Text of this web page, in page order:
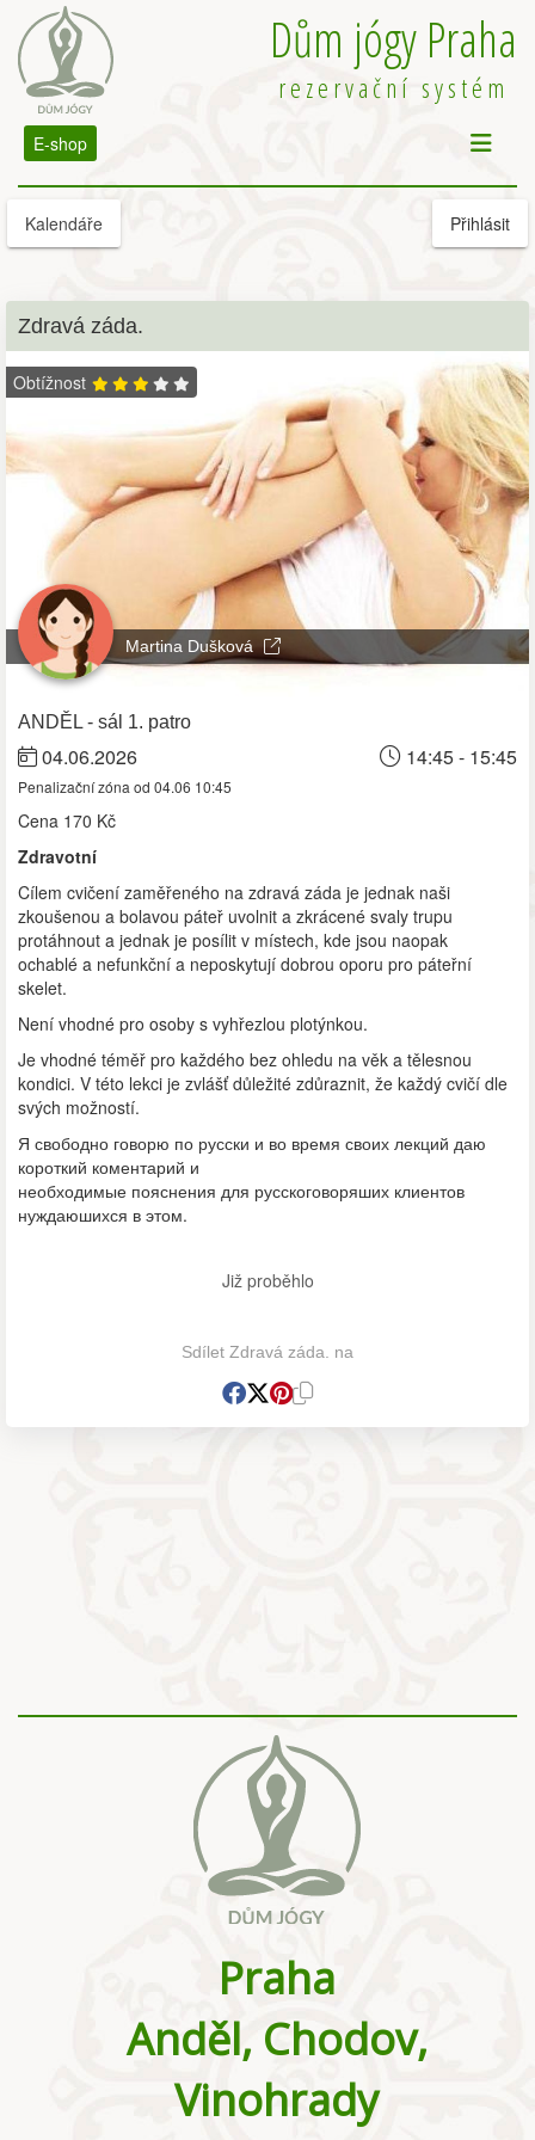
Dům jógy Praha
rezervační systém
E-shop
Kalendáře Přihlásit
Zdravá záda.
Obtížnost
Martina Dušková
ANDĚL - sál 1. patro
04.06.2026 14:45 - 15:45
Penalizační zóna od 04.06 10:45
Cena 170 Kč
Zdravotní
Cílem cvičení zaměřeného na zdravá záda je jednak naši
zkoušenou a bolavou páteř uvolnit a zkrácené svaly trupu
protáhnout a jednak je posílit v místech, kde jsou naopak
ochablé a nefunkční a neposkytují dobrou oporu pro páteřní
skelet.
Není vhodné pro osoby s vyhřezlou plotýnkou.
Je vhodné téměř pro každého bez ohledu na věk a tělesnou
kondici. V této lekci je zvlášť důležité zdůraznit, že každý cvičí dle
svých možností.
Я свободно говорю по русски и во время своих лекций даю
короткий коментарий и
необходимые пояснения для русскоговоряших клиентов
нуждаюшихся в этом.
Již proběhlo
Sdílet Zdravá záda. na
Praha
Anděl, Chodov,
Vinohrady